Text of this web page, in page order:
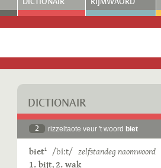
DICTIONAIR
2 rizzeltaote veur 't woord biet
biet1 /biːt/ zelfstandeg naomwoord
1. bijt,2. wak